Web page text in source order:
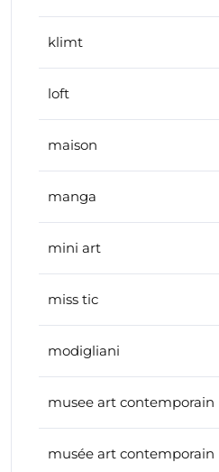
klimt
loft
maison
manga
mini art
miss tic
modigliani
musee art contemporain
musée art contemporain